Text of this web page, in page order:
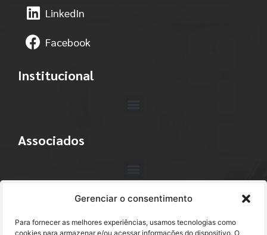
Gerenciar o consentimento
Para fornecer as melhores experiências, usamos tecnologias como
cookies para armazenar e/ou acessar informações do dispositivo. O
LinkedIn
Facebook
Institucional
Associados
+55 (11) 3113-4040